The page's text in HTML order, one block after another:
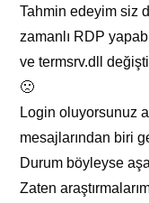
Tahmin edeyim siz
zamanlı RDP
ve termsrv.dll
🙁
Login oluyorsunuz
mesajlarından biri
Durum böyleyse
Zaten